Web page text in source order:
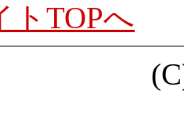
トTOPへ